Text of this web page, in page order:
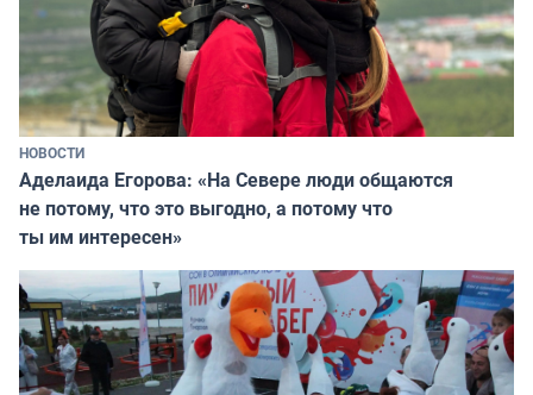
НОВОСТИ
Аделаида Егорова: «На Севере люди общаются
не потому, что это выгодно, а потому что
ты им интересен»